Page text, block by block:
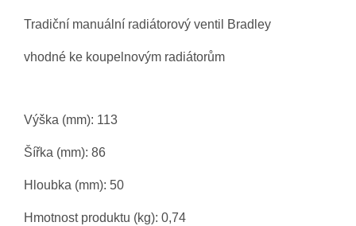
Tradiční manuální radiátorový ventil Bradley
vhodné ke koupelnovým radiátorům
Výška (mm): 113
Šířka (mm): 86
Hloubka (mm): 50
Hmotnost produktu (kg): 0,74